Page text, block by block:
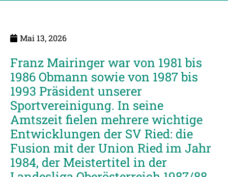
Mai 13, 2026
Franz Mairinger war von 1981 bis
1986 Obmann sowie von 1987 bis
1993 Präsident unserer
Sportvereinigung. In seine
Amtszeit fielen mehrere wichtige
Entwicklungen der SV Ried: die
Fusion mit der Union Ried im Jahr
1984, der Meistertitel in der